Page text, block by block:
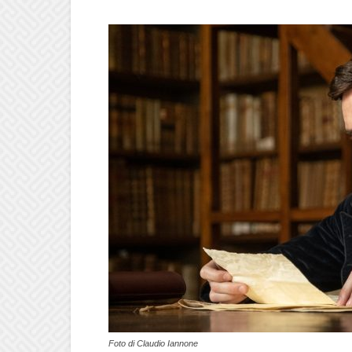
Foto di Claudio Iannone